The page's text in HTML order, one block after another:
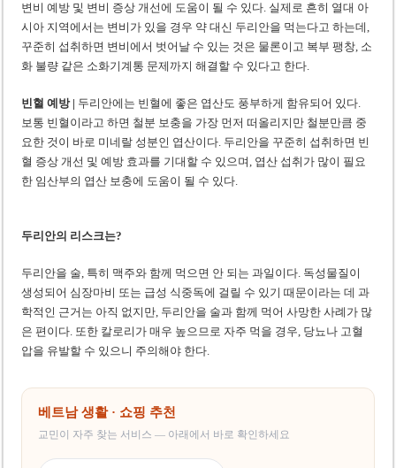
변비 예방 및 변비 증상 개선에 도움이 될 수 있다. 실제로 흔히 열대 아
시아 지역에서는 변비가 있을 경우 약 대신 두리안을 먹는다고 하는데,
꾸준히 섭취하면 변비에서 벗어날 수 있는 것은 물론이고 복부 팽창, 소
화 불량 같은 소화기계통 문제까지 해결할 수 있다고 한다.
빈혈 예방 | 두리안에는 빈혈에 좋은 엽산도 풍부하게 함유되어 있다.
보통 빈혈이라고 하면 철분 보충을 가장 먼저 떠올리지만 철분만큼 중
요한 것이 바로 미네랄 성분인 엽산이다. 두리안을 꾸준히 섭취하면 빈
혈 증상 개선 및 예방 효과를 기대할 수 있으며, 엽산 섭취가 많이 필요
한 임산부의 엽산 보충에 도움이 될 수 있다.
두리안의 리스크는?
두리안을 술, 특히 맥주와 함께 먹으면 안 되는 과일이다. 독성물질이
생성되어 심장마비 또는 급성 식중독에 걸릴 수 있기 때문이라는 데 과
학적인 근거는 아직 없지만, 두리안을 술과 함께 먹어 사망한 사례가 많
은 편이다. 또한 칼로리가 매우 높으므로 자주 먹을 경우, 당뇨나 고혈
압을 유발할 수 있으니 주의해야 한다.
베트남 생활 · 쇼핑 추천
교민이 자주 찾는 서비스 — 아래에서 바로 확인하세요